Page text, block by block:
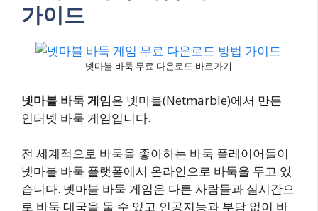
가이드
넷마블 바둑 무료 다운로드 바로가기
넷마블 바둑 게임은 넷마블(Netmarble)에서 만든
인터넷 바둑 게임입니다.
전 세계적으로 바둑을 좋아하는 바둑 플레이어들이
넷마블 바둑 플랫폼에서 온라인으로 바둑을 두고 있
습니다. 넷마블 바둑 게임은 다른 사람들과 실시간으
로 바둑 대국을 둘 수 있고 인공지능과 부담 없이 바